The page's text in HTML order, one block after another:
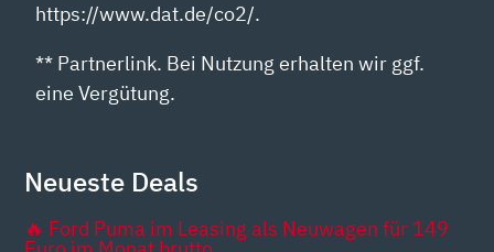
https://www.dat.de/co2/.
** Partnerlink. Bei Nutzung erhalten wir ggf.
eine Vergütung.
Neueste Deals
🔥 Ford Puma im Leasing als Neuwagen für 149